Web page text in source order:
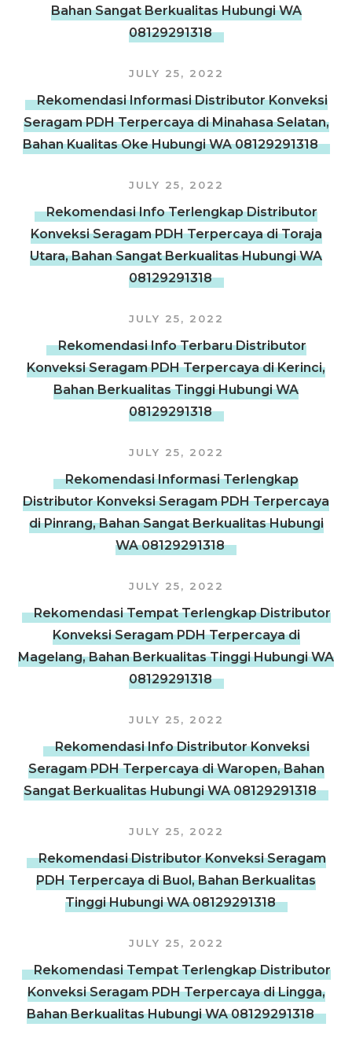
Bahan Sangat Berkualitas Hubungi WA
08129291318
JULY 25, 2022
Rekomendasi Informasi Distributor Konveksi
Seragam PDH Terpercaya di Minahasa Selatan,
Bahan Kualitas Oke Hubungi WA 08129291318
JULY 25, 2022
Rekomendasi Info Terlengkap Distributor
Konveksi Seragam PDH Terpercaya di Toraja
Utara, Bahan Sangat Berkualitas Hubungi WA
08129291318
JULY 25, 2022
Rekomendasi Info Terbaru Distributor
Konveksi Seragam PDH Terpercaya di Kerinci,
Bahan Berkualitas Tinggi Hubungi WA
08129291318
JULY 25, 2022
Rekomendasi Informasi Terlengkap
Distributor Konveksi Seragam PDH Terpercaya
di Pinrang, Bahan Sangat Berkualitas Hubungi
WA 08129291318
JULY 25, 2022
Rekomendasi Tempat Terlengkap Distributor
Konveksi Seragam PDH Terpercaya di
Magelang, Bahan Berkualitas Tinggi Hubungi WA
08129291318
JULY 25, 2022
Rekomendasi Info Distributor Konveksi
Seragam PDH Terpercaya di Waropen, Bahan
Sangat Berkualitas Hubungi WA 08129291318
JULY 25, 2022
Rekomendasi Distributor Konveksi Seragam
PDH Terpercaya di Buol, Bahan Berkualitas
Tinggi Hubungi WA 08129291318
JULY 25, 2022
Rekomendasi Tempat Terlengkap Distributor
Konveksi Seragam PDH Terpercaya di Lingga,
Bahan Berkualitas Hubungi WA 08129291318